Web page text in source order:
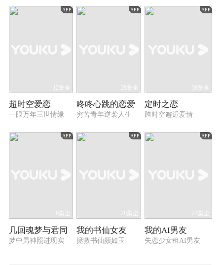
APP
12集全
超时空爱恋
一眼万年三世情缘
APP
28集全
咚咚心跳的恋爱
穷苦青年逆袭人生
APP
38集全
定时之恋
跨时空邂逅爱情
APP
6集全
几回魂梦与君同
梦中男神照进现实
APP
20集全
我的书仙女友
拯救书仙颜如玉
APP
24集全
我的AI男友
失恋少女租AI男友